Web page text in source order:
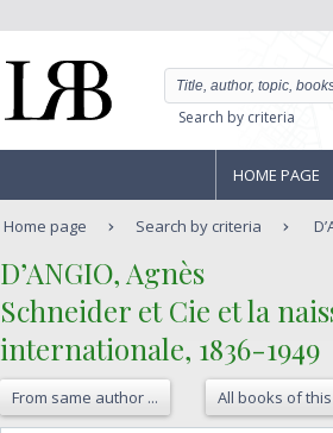
Search by criteria
HOME PAGE
Home page Search by criteria
‎D’ANGIO, Agnès‎
‎Schneider et Cie et la
internationale, 1836-1949‎
From same author ... All books of